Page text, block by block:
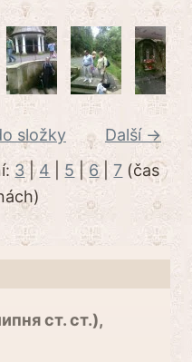
Další →
složky
3|4 5 |6|7 (čas
ст. ст.),